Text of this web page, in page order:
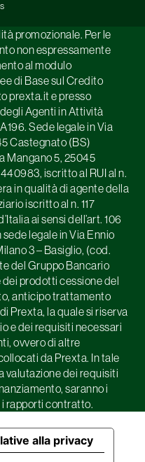
promozionale. Per le
non espressamente
al modulo
di Base sul Credito
prexta.it e presso
Agenti in Attività
Sede legale in Via
Castegnato (BS)
Mangano 5, 25045
iscritto al RUI al n.
in qualità di agente della
iscritto al n. 117
ai sensi dell’art. 106
sede legale in Via Ennio
3 – Basiglio, (cod.
del Gruppo Bancario
prodotti cessione del
anticipo trattamento
Prexta, la quale si riserva
e dei requisiti necessari
ovvero di altre
da Prexta. In tale
valutazione dei requisiti
saranno i
rapporti contratto.
alla privacy